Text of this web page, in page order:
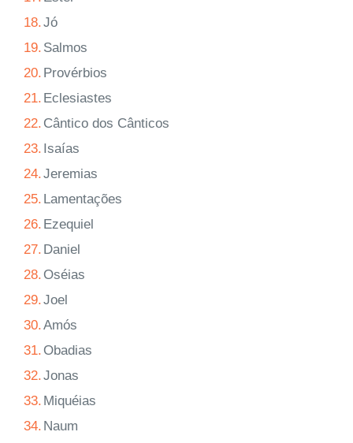
18.Jó
19. Salmos
20. Provérbios
21. Eclesiastes
22. Cântico dos Cânticos
23. Isaías
24.Jeremias
25. Lamentações
26. Ezequiel
27. Daniel
28. Oséias
29.Joel
30.Amós
31. Obadias
32.Jonas
33. Miquéias
34. Naum